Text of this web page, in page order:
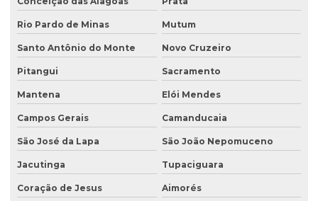
Licenciamento ambiental industrial
Licenciamento ambiental para lava jatos
Licenciamento ambiental licença prévia
Licenciamento ambiental para loteamento
Licenciamento ambiental para loteamento urbano
Licenciamento ambiental para mineração
Licenciamento ambiental para movimentação de terra
Rio Pardo de Minas Mutum
Santo Antônio do Monte Novo Cruzeiro
Pitangui Sacramento
Mantena Elói Mendes
Campos Gerais Camanducaia
São José da Lapa São João Nepomuceno
Jacutinga Tupaciguara
Coração de Jesus Aimorés